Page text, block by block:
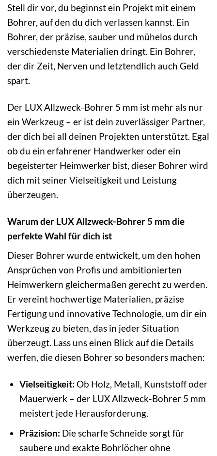
Stell dir vor, du beginnst ein Projekt mit einem
Bohrer, auf den du dich verlassen kannst. Ein
Bohrer, der präzise, sauber und mühelos durch
verschiedenste Materialien dringt. Ein Bohrer,
der dir Zeit, Nerven und letztendlich auch Geld
spart.
Der LUX Allzweck-Bohrer 5 mm ist mehr als nur
ein Werkzeug – er ist dein zuverlässiger Partner,
der dich bei all deinen Projekten unterstützt. Egal
ob du ein erfahrener Handwerker oder ein
begeisterter Heimwerker bist, dieser Bohrer wird
dich mit seiner Vielseitigkeit und Leistung
überzeugen.
Warum der LUX Allzweck-Bohrer 5 mm die
perfekte Wahl für dich ist
Dieser Bohrer wurde entwickelt, um den hohen
Ansprüchen von Profis und ambitionierten
Heimwerkern gleichermaßen gerecht zu werden.
Er vereint hochwertige Materialien, präzise
Fertigung und innovative Technologie, um dir ein
Werkzeug zu bieten, das in jeder Situation
überzeugt. Lass uns einen Blick auf die Details
werfen, die diesen Bohrer so besonders machen:
Vielseitigkeit: Ob Holz, Metall, Kunststoff oder
Mauerwerk – der LUX Allzweck-Bohrer 5 mm
meistert jede Herausforderung.
Präzision: Die scharfe Schneide sorgt für
saubere und exakte Bohrlöcher ohne